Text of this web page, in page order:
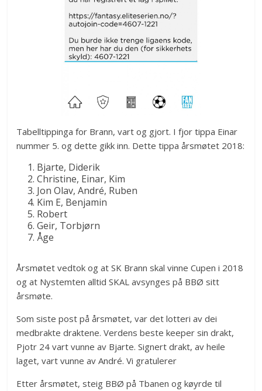
Tabelltippinga for Brann, vart og gjort. I fjor tippa Einar
nummer 5. og dette gikk inn. Dette tippa årsmøtet 2018:
Bjarte, Diderik
Christine, Einar, Kim
Jon Olav, André, Ruben
Kim E, Benjamin
Robert
Geir, Torbjørn
Åge
Årsmøtet vedtok og at SK Brann skal vinne Cupen i 2018
og at Nystemten alltid SKAL avsynges på BBØ sitt
årsmøte.
Som siste post på årsmøtet, var det lotteri av dei
medbrakte draktene. Verdens beste keeper sin drakt,
Pjotr 24 vart vunne av Bjarte. Signert drakt, av heile
laget, vart vunne av André. Vi gratulerer
Etter årsmøtet, steig BBØ på Tbanen og køyrde til